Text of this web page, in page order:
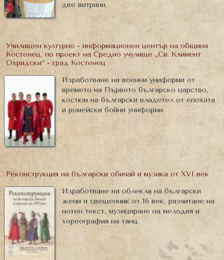
две витрини.
Училищен културно - информационен център на община
Костенец, по проект на Средно учулище „Св. Климент
Охридски“ - град Костенец
Изработване на военни униформи от
времето на Първото българско царство,
костюм на български владетел от епохата
и ромейски бойни униформи.
Реконструкция на български обичай и музика от XVI век
Изработване на облекла на български
жени и свещенник от 16 век, разчитане на
нотен текст, музициране на мелодия и
хореография на танц.